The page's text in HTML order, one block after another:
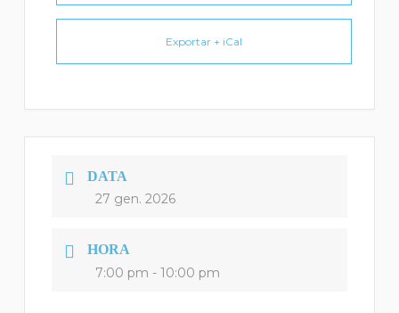
Exportar + iCal
DATA
27 gen. 2026
HORA
7:00 pm - 10:00 pm